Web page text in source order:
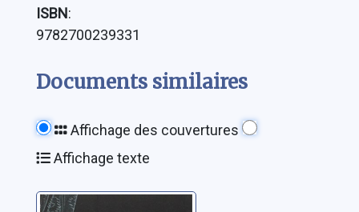
ISBN:
9782700239331
Documents similaires
Affichage des couvertures
Affichage texte
L'oeil du témoin